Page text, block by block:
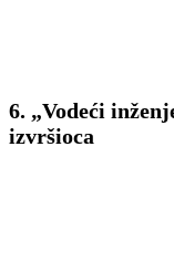
6. „Vodeći
izvršioca